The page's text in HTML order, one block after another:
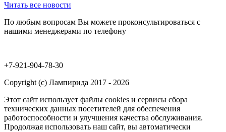
Читать все новости
По любым вопросам Вы можете проконсультироваться с
нашими менеджерами по телефону
+7-921-904-78-30
Copyright (c) Лампирида 2017 - 2026
Этот сайт использует файлы cookies и сервисы сбора
технических данных посетителей для обеспечения
работоспособности и улучшения качества обслуживания.
Продолжая использовать наш сайт, вы автоматически